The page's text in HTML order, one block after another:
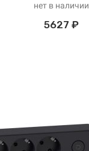
нет в наличии
5627 ₽